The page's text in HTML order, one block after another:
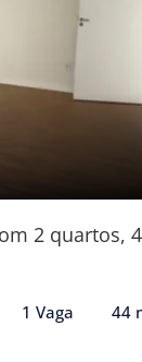
2 quartos,
1 Vaga 44